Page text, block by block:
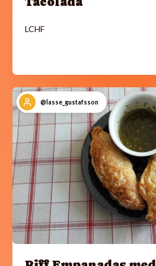
LCHF
@lasse_gustafsson